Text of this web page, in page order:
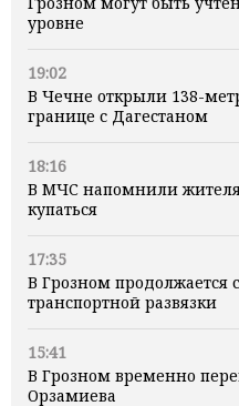
уровне
19:02
В Чечне открыли 138-
границе с Дагестаном
18:16
В МЧС напомнили
купаться
17:35
В Грозном продолжается
транспортной развязки
15:41
В Грозном временно
Орзамиева